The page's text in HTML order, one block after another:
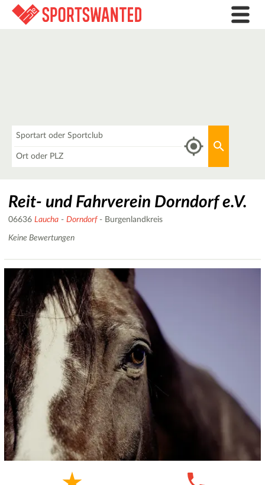
Reit- und Fahrverein Dorndorf e.V.
06636 Laucha - Dorndorf- Burgenlandkreis
Keine Bewertungen